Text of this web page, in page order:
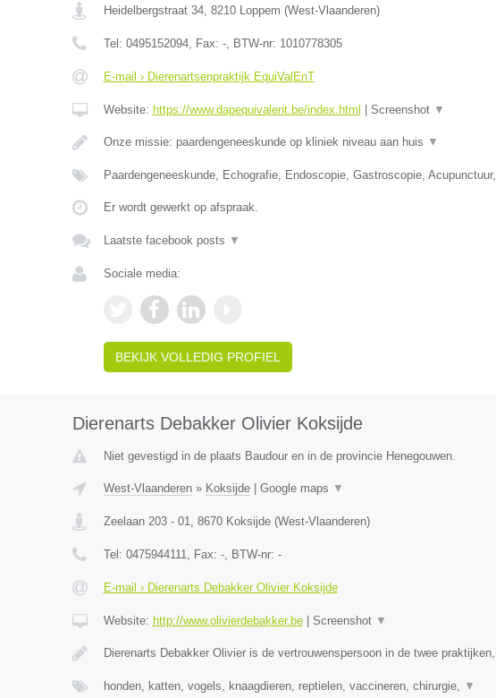
Heidelbergstraat 34, 8210 Loppem (West-Vlaanderen)
Tel: 0495152094, Fax: -, BTW-nr: 1010778305
E-mail › Dierenartsenpraktijk EquiValEnT
Website: https://www.dapequivalent.be/index.html Screenshot ▼
Onze missie: paardengeneeskunde op kliniek niveau aan huis ▼
Paardengeneeskunde, Echografie, Endoscopie, Gastroscopie, Acupunctuur,
Er wordt gewerkt op afspraak.
Laatste facebook posts ▼
Sociale media:
BEKIJK VOLLEDIG PROFIEL
Dierenarts Debakker Olivier Koksijde
Niet gevestigd in de plaats Baudour en in de provincie Henegouwen.
West-Vlaanderen» Koksijde| Google maps ▼
Zeelaan 203 - 01, 8670 Koksijde(West-Vlaanderen)
Tel: 0475944111, Fax: -, BTW-nr: -
E-mail › Dierenarts Debakker Olivier Koksijde
Website: http://www.olivierdebakker.be| Screenshot ▼
Dierenarts Debakker Olivier is de vertrouwenspersoon in de twee praktijken,
honden, katten, vogels, knaagdieren, reptielen, vaccineren, chirurgie, ▼